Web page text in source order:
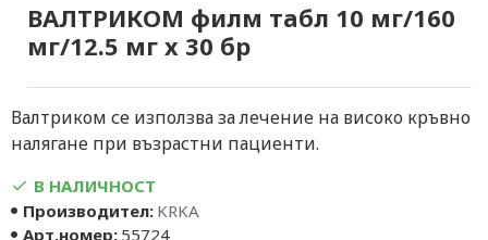
ВАЛТРИКОМ филм табл 10 мг/160
мг/12.5 мг х 30 бр
В НАЛИЧНОСТ
Производител: KRKA
Арт.номер: 55724
Валтриком се използва за лечение на високо кръвно
налягане при възрастни пациенти.